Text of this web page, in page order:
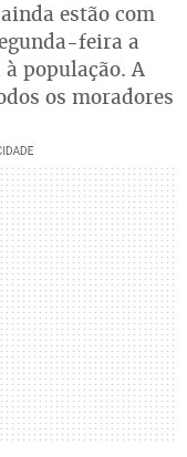
estão com
feira a
população. A
os moradores